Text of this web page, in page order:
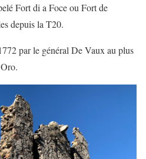
Fort di a Foce ou Fort de
depuis la T20.
par le général De Vaux au plus